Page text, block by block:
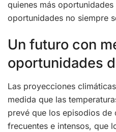
quienes más
oportunidades no siempre
Un futuro con
oportunidades
Las proyecciones
medida que las
prevé que los episodios de
frecuentes e intensos, que